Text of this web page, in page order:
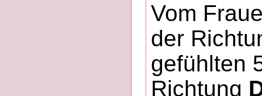
Vom
der
gefühlten
Richtung